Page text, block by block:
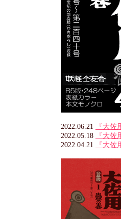
2022.06.21
『大
2022.05.18
『大
2022.04.21
『大